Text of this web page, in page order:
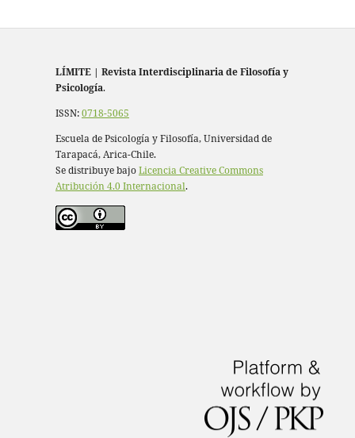
LÍMITE | Revista Interdisciplinaria de Filosofía y
Psicología.
ISSN:0718-5065
Escuela de Psicología y Filosofía, Universidad de
Tarapacá, Arica-Chile.
Se distribuye bajoLicencia Creative Commons
Atribución 4.0 Internacional.